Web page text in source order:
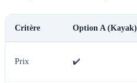
Critère Option A (Kayak)
Prix ✔️